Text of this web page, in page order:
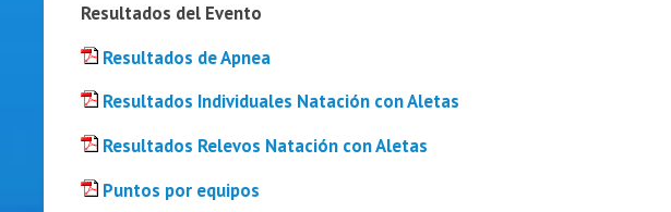
Resultados del Evento
Resultados de Apnea
Resultados Individuales Natación con Aletas
Resultados Relevos Natación con Aletas
Puntos por equipos